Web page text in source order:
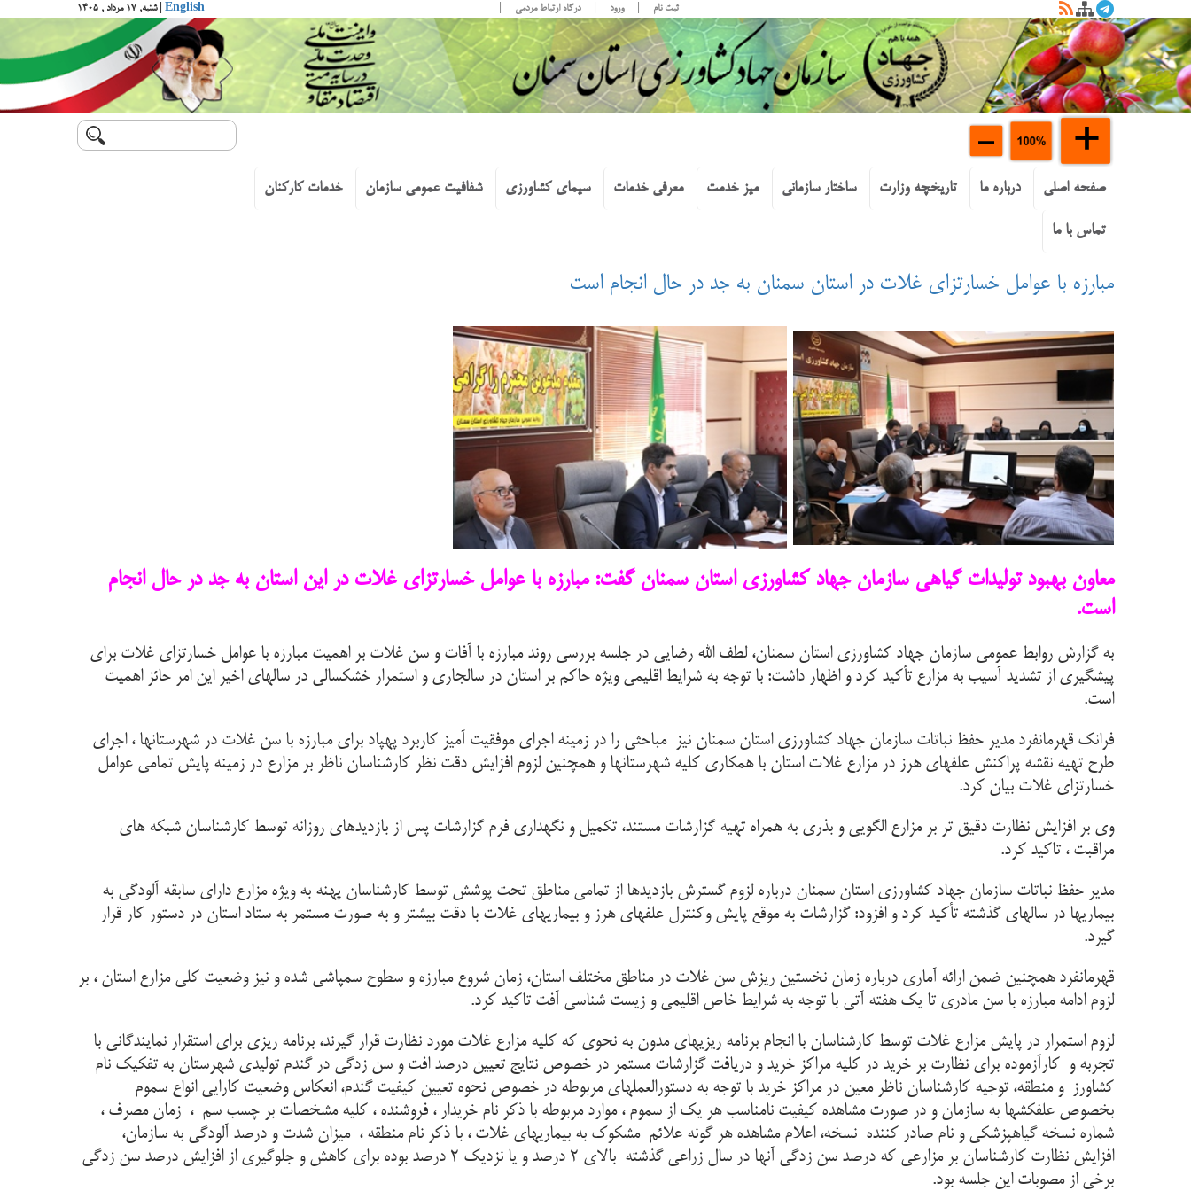
English | شنبه, ۱۷ مرداد , ۱۴۰۵ ثبت نام ورود درگاه ارتباط مردمی
صفحه اصلی درباره ما تاریخچه وزارت ساختار سازمانی میز خدمت معرفی خدمات سیمای کشاورزی شفافیت عمومی سازمان خدمات کارکنان
تماس با ما
مبارزه با عوامل خسارتزای غلات در استان سمنان به جد در حال انجام است
معاون بهبود تولیدات گیاهی سازمان جهاد کشاورزی استان سمنان گفت: مبارزه با عوامل خسارتزای غلات در این استان به جد در حال انجام
است.
به گزارش روابط عمومی سازمان جهاد کشاورزی استان سمنان، لطف الله رضایی در جلسه بررسی روند مبارزه با آفات و سن غلات بر اهمیت مبارزه با عوامل خسارتزای غلات برای
پیشگیری از تشدید آسیب به مزارع تأکید کرد و اظهار داشت: با توجه به شرایط اقلیمی ویژه حاکم بر استان در سالجاری و استمرار خشکسالی در سالهای اخیر این امر حائز اهمیت
است.
فرانک قهرمانفرد مدیر حفظ نباتات سازمان جهاد کشاورزی استان سمنان نیز مباحثی را در زمینه اجرای موفقیت آمیز کاربرد پهپاد برای مبارزه با سن غلات در شهرستانها ، اجرای
طرح تهیه نقشه پراکنش علفهای هرز در مزارع غلات استان با همکاری کلیه شهرستانها و همچنین لزوم افزایش دقت نظر کارشناسان ناظر بر مزارع در زمینه پایش تمامی عوامل
خسارتزای غلات بیان کرد.
وی بر افزایش نظارت دقیق تر بر مزارع الگویی و بذری به همراه تهیه گزارشات مستند، تکمیل و نگهداری فرم گزارشات پس از بازدیدهای روزانه توسط کارشناسان شبکه های
مراقبت ، تاکید کرد.
مدیر حفظ نباتات سازمان جهاد کشاورزی استان سمنان درباره لزوم گسترش بازدیدها از تمامی مناطق تحت پوشش توسط کارشناسان پهنه به ویژه مزارع دارای سابقه آلودگی به
بیماریها در سالهای گذشته تأکید کرد و افزود: گزارشات به موقع پایش وکنترل علفهای هرز و بیماریهای غلات با دقت بیشتر و به صورت مستمر به ستاد استان در دستور کار قرار
گیرد.
قهرمانفرد همچنین ضمن ارائه آماری درباره زمان نخستین ریزش سن غلات در مناطق مختلف استان، زمان شروع مبارزه و سطوح سمپاشی شده و نیز وضعیت کلی مزارع استان ، بر
لزوم ادامه مبارزه با سن مادری تا یک هفته آتی با توجه به شرایط خاص اقلیمی و زیست شناسی آفت تاکید کرد.
لزوم استمرار در پایش مزارع غلات توسط کارشناسان با انجام برنامه ریزیهای مدون به نحوی که کلیه مزارع غلات مورد نظارت قرار گیرند، برنامه ریزی برای استقرار نمایندگانی با
تجربه و کارآزموده برای نظارت بر خرید در کلیه مراکز خرید و دریافت گزارشات مستمر در خصوص نتایج تعیین درصد افت و سن زدگی در گندم تولیدی شهرستان به تفکیک نام
کشاورز و منطقه، توجیه کارشناسان ناظر معین در مراکز خرید با توجه به دستورالعملهای مربوطه در خصوص نحوه تعیین کیفیت گندم، انعکاس وضعيت كارايي انواع سموم
بخصوص علفکشها به سازمان و در صورت مشاهده كيفيت نامناسب هر يك از سموم ، موارد مربوطه با ذكر نام خريدار ، فروشنده ، كليه مشخصات بر چسب سم ، زمان مصرف ،
شماره نسخه گياهپزشكي و نام صادر كننده نسخه، اعلام مشاهده هر گونه علائم مشکوک به بیماریهای غلات ، با ذکر نام منطقه ، میزان شدت و درصد آلودگی به سازمان،
افزایش نظارت کارشناسان بر مزارعی که درصد سن زدگی آنها در سال زراعی گذشته بالای ۲ درصد و یا نزدیک ۲ درصد بوده برای کاهش و جلوگیری از افزایش درصد سن زدگی
برخی از مصوبات این جلسه بود.